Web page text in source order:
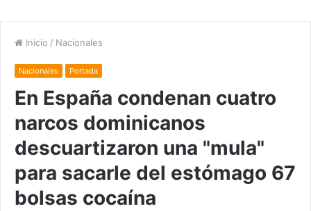
Inicio / Nacionales
Nacionales Portada
En España condenan cuatro
narcos dominicanos
descuartizaron una "mula"
para sacarle del estómago 67
bolsas cocaína